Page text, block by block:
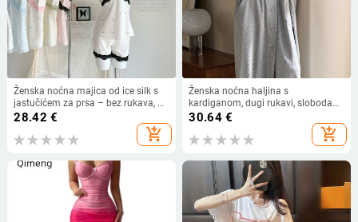
Ženska noćna majica od ice silk s
jastučićem za prsa – bez rukava, V
izrez, ultra tanak materijal 81–100
28.42 €
add_shopping_cart
Ženska noćna haljina s
kardiganom, dugi rukavi, slobodan
kroj, luksuzna kvaliteta, pogodno za
nošenje vani, veći broj, proljeće–
jesen
30.64€
add_shopping_cart